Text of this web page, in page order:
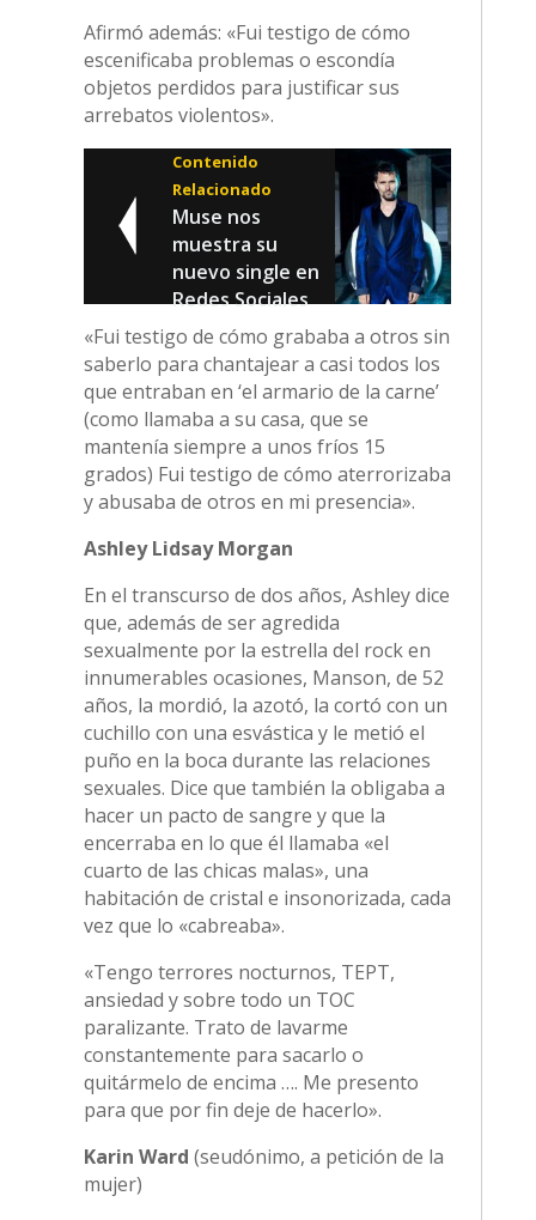
Afirmó además: «Fui testigo de cómo
escenificaba problemas o escondía
objetos perdidos para justificar sus
arrebatos violentos».
Contenido
Relacionado
Muse nos
muestra su
nuevo single en
Redes Sociales
«Fui testigo de cómo grababa a otros sin
saberlo para chantajear a casi todos los
que entraban en ‘el armario de la carne’
(como llamaba a su casa, que se
mantenía siempre a unos fríos 15
grados) Fui testigo de cómo aterrorizaba
y abusaba de otros en mi presencia».
Ashley Lidsay Morgan
En el transcurso de dos años, Ashley dice
que, además de ser agredida
sexualmente por la estrella del rock en
innumerables ocasiones, Manson, de 52
años, la mordió, la azotó, la cortó con un
cuchillo con una esvástica y le metió el
puño en la boca durante las relaciones
sexuales. Dice que también la obligaba a
hacer un pacto de sangre y que la
encerraba en lo que él llamaba «el
cuarto de las chicas malas», una
habitación de cristal e insonorizada, cada
vez que lo «cabreaba».
«Tengo terrores nocturnos, TEPT,
ansiedad y sobre todo un TOC
paralizante. Trato de lavarme
constantemente para sacarlo o
quitármelo de encima …. Me presento
para que por fin deje de hacerlo».
Karin Ward (seudónimo, a petición de la
mujer)